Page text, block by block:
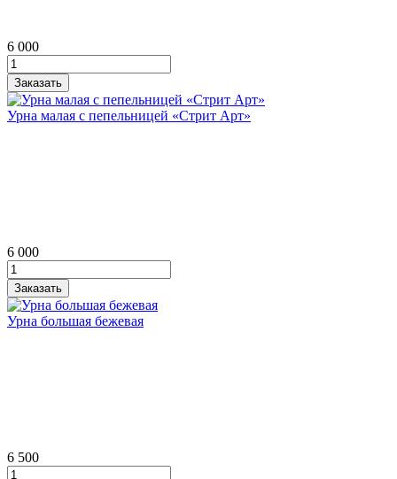
6 000
Урна малая с пепельницей «Стрит Арт»
6 000
Урна большая бежевая
6 500